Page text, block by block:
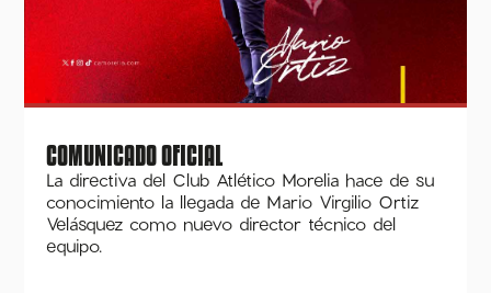
COMUNICADO OFICIAL
La directiva del Club Atlético Morelia hace de su
conocimiento la llegada de Mario Virgilio Ortiz
Velásquez como nuevo director técnico del
equipo.